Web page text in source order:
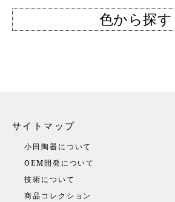
色から探す
サイトマップ
小田陶器について
OEM開発について
技術について
商品コレクション